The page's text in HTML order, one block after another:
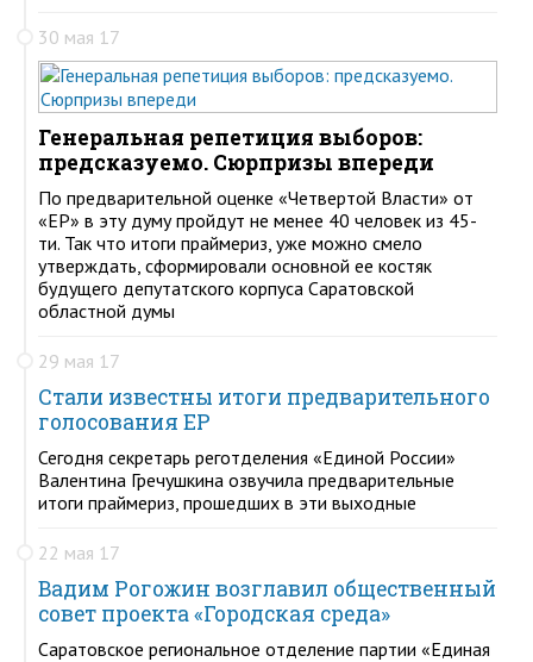
30 мая 17
Генеральная репетиция выборов:
предсказуемо. Сюрпризы впереди
По предварительной оценке «Четвертой Власти» от
«ЕР» в эту думу пройдут не менее 40 человек из 45-
ти. Так что итоги праймериз, уже можно смело
утверждать, сформировали основной ее костяк
будущего депутатского корпуса Саратовской
областной думы
29 мая 17
Стали известны итоги предварительного
голосования ЕР
Сегодня секретарь реготделения «Единой России»
Валентина Гречушкина озвучила предварительные
итоги праймериз, прошедших в эти выходные
22 мая 17
Вадим Рогожин возглавил общественный
совет проекта «Городская среда»
Саратовское региональное отделение партии «Единая